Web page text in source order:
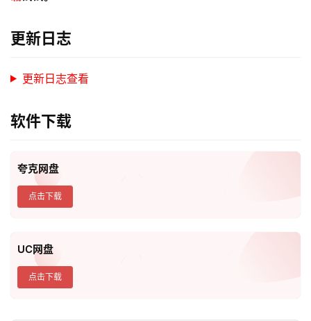
更新日志
更新日志查看
软件下载
夸克网盘
点击下载
UC网盘
点击下载